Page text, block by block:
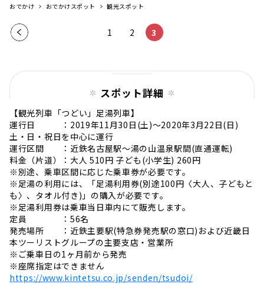
おでかけ
おでかけスポット 観光スポット
前の
1 2 3
スポット詳細
【観光列車「つどい」足湯列車】
運行日 ：2019年11月30日(土)〜2020年3月22日(日)
土・日・祝日を中心に運行
運行区間 ：近鉄名古屋駅〜湯の山温泉駅間(直通運転)
料金（片道）：大人 510円 子ども(小学生) 260円
※別途、乗車区間に応じた乗車券が必要です。
※足湯の利用には、「足湯利用券(別途100円〈大人、子どもと
も〉、タオル付き)」の購入が必要です。
※足湯利用券は乗車当日車内にて販売します。
定員 ：56名
発売場所 ：近鉄主要駅(特急券発売駅の窓口)および近畿日
本ツーリストグループの主要支店・営業所
※ご乗車日の1ヶ月前から発売
※座席指定はできません
https://www.kintetsu.co.jp/senden/tsudoi/